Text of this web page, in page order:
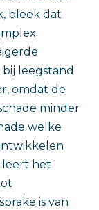
bleek dat
leegstand
omdat de
minder
welke
leert het
is van